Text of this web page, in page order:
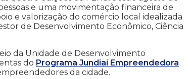
e uma movimentação financeira de
e valorização do comércio local idealizada
de Desenvolvimento Econômico, Ciência
da Unidade de Desenvolvimento
do Programa Jundiaí Empreendedora
da cidade.